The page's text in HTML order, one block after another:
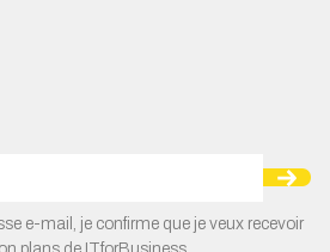
e-mail, je confirme que je veux recevoir